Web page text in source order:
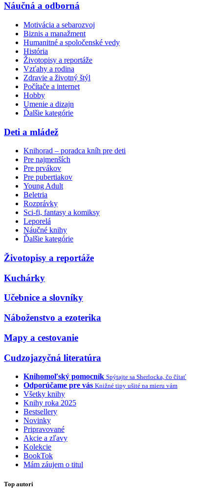
Náučná a odborná
Motivácia a sebarozvoj
Biznis a manažment
Humanitné a spoločenské vedy
História
Životopisy a reportáže
Vzťahy a rodina
Zdravie a životný štýl
Počítače a internet
Hobby
Umenie a dizajn
Ďalšie kategórie
Deti a mládež
Knihorad – poradca kníh pre deti
Pre najmenších
Pre prvákov
Pre pubertiakov
Young Adult
Beletria
Rozprávky
Sci-fi, fantasy a komiksy
Leporelá
Náučné knihy
Ďalšie kategórie
Životopisy a reportáže
Kuchárky
Učebnice a slovníky
Náboženstvo a ezoterika
Mapy a cestovanie
Cudzojazyčná literatúra
Knihomoľský pomocník Spýtajte sa Sherlocka, čo čítať
Odporúčame pre vás Knižné tipy ušité na mieru vám
Všetky knihy
Knihy roka 2025
Bestsellery
Novinky
Pripravované
Akcie a zľavy
Kolekcie
BookTok
Mám záujem o titul
Top autori